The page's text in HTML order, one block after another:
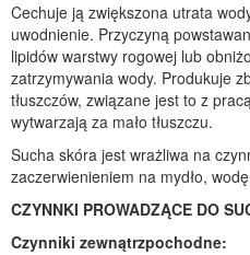
Cechuje ją zwiększona utrata
uwodnienie. Przyczyną
lipidów warstwy rogowej lub
zatrzymywania wody. Produkuje
tłuszczów, związane jest to z
wytwarzają za mało tłuszczu.
Sucha skóra jest wrażliwa na
zaczerwienieniem na mydło,
CZYNNKI PROWADZĄCE DO
Czynniki zewnątrzpochodne: